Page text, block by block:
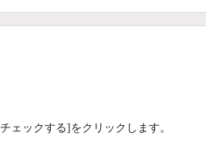
ェックする]をクリックします。